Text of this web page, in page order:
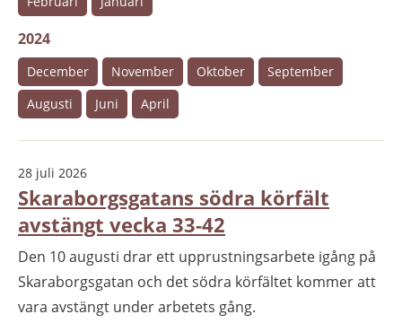
2024
December November Oktober
September
Augusti
Juni April
28 juli 2026
Skaraborgsgatans södra körfält
avstängt vecka 33-42
Den 10 augusti drar ett upprustningsarbete igång på
Skaraborgsgatan och det södra körfältet kommer att
vara avstängt under arbetets gång.